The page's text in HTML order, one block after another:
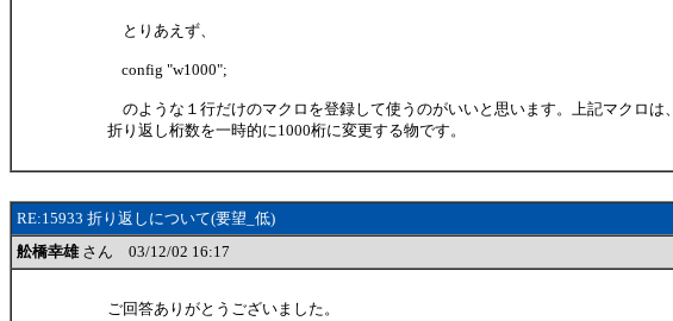
とりあえず、
config "w1000";
のような１行だけのマクロを登録して使うのがいいと思います。上記マクロは、
折り返し桁数を一時的に1000桁に変更する物です。
RE:15933 折り返しについて(要望_低)
舩橋幸雄さん 03/12/02 16:17
ご回答ありがとうございました。